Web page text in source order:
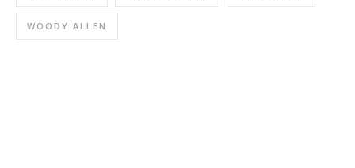
WOODY ALLEN